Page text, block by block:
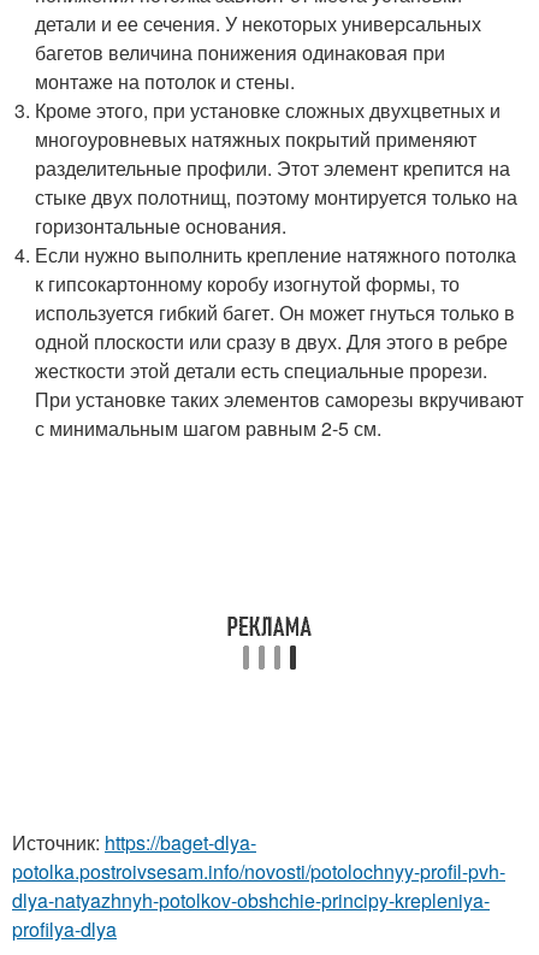
детали и ее сечения. У некоторых универсальных
багетов величина понижения одинаковая при
монтаже на потолок и стены.
Кроме этого, при установке сложных двухцветных и
многоуровневых натяжных покрытий применяют
разделительные профили. Этот элемент крепится на
стыке двух полотнищ, поэтому монтируется только на
горизонтальные основания.
Если нужно выполнить крепление натяжного потолка
к гипсокартонному коробу изогнутой формы, то
используется гибкий багет. Он может гнуться только в
одной плоскости или сразу в двух. Для этого в ребре
жесткости этой детали есть специальные прорези.
При установке таких элементов саморезы вкручивают
с минимальным шагом равным 2-5 см.
Источник: https://baget-dlya-
potolka.postroivsesam.info/novosti/potolochnyy-profil-pvh-
dlya-natyazhnyh-potolkov-obshchie-principy-krepleniya-
profilya-dlya